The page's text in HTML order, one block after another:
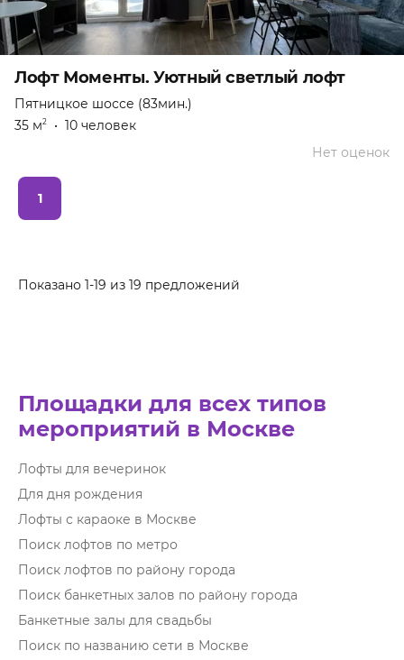
Лофт Моменты. Уютный светлый лофт
Пятницкое шоссе (83мин.)
35 м2 • 10 человек
Нет оценок
1
Показано 1-19 из 19 предложений
Площадки для всех типов
мероприятий в Москве
Лофты для вечеринок
Для дня рождения
Лофты с караоке в Москве
Поиск лофтов по метро
Поиск лофтов по району города
Поиск банкетных залов по району города
Банкетные залы для свадьбы
Поиск по названию сети в Москве